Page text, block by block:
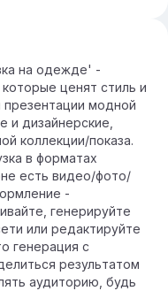
на одежде' -
ценят стиль и
модной
и дизайнерские,
коллекции/показа.
в форматах
есть видео/фото/
-
генерируйте
или редактируйте
генерация с
результатом
аудиторию, будь